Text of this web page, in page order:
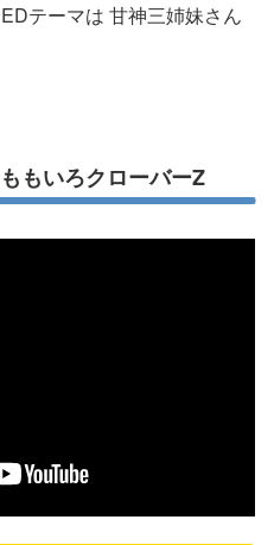
テーマは 甘神三姉妹さん
もいろクローバーZ